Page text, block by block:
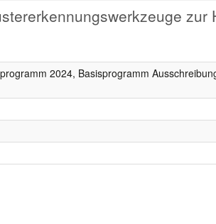
zur
2024, Basisprogramm